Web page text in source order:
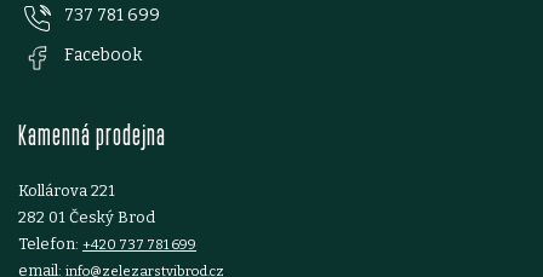
737 781 699
Facebook
Kamenná prodejna
Kollárova 221
282 01 Český Brod
Telefon: +420 737 781 699
email: info@zelezarstvibrod.cz